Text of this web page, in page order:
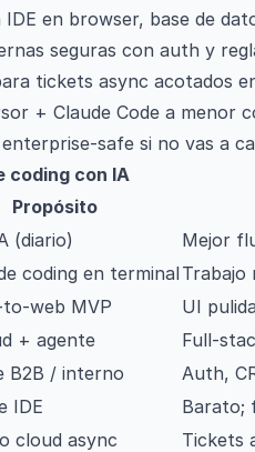
en browser, base de
seguras con auth y
tickets async acotados
+ Claude Code a menor
safe si no vas a
coding con IA
Propósito
(diario) Mejor
coding en terminalTrabajo
web MVP UI
+ agente Full-
B2B / interno Auth,
IDE Barato;
cloud async Tickets